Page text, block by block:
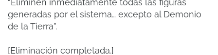
“Eliminen inmediatamente todas las figuras
generadas por el sistema… excepto al Demonio
de la Tierra”.
[Eliminación completada.]